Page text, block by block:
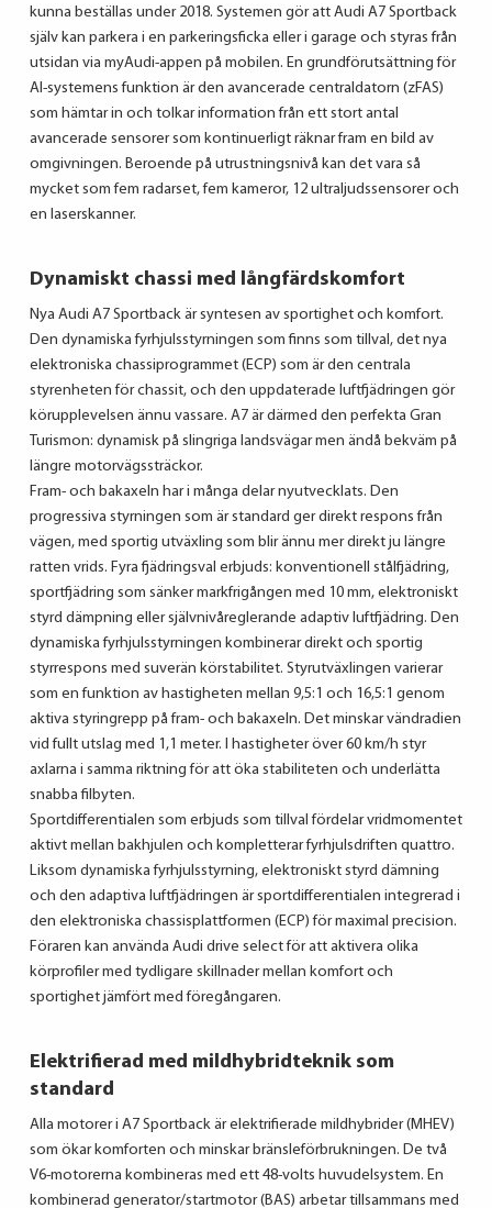
kunna beställas under 2018. Systemen gör att Audi A7 Sportback
själv kan parkera i en parkeringsficka eller i garage och styras från
utsidan via myAudi-appen på mobilen. En grundförutsättning för
AI-systemens funktion är den avancerade centraldatorn (zFAS)
som hämtar in och tolkar information från ett stort antal
avancerade sensorer som kontinuerligt räknar fram en bild av
omgivningen. Beroende på utrustningsnivå kan det vara så
mycket som fem radarset, fem kameror, 12 ultraljudssensorer och
en laserskanner.
Dynamiskt chassi med långfärdskomfort
Nya Audi A7 Sportback är syntesen av sportighet och komfort.
Den dynamiska fyrhjulsstyrningen som finns som tillval, det nya
elektroniska chassiprogrammet (ECP) som är den centrala
styrenheten för chassit, och den uppdaterade luftfjädringen gör
körupplevelsen ännu vassare. A7 är därmed den perfekta Gran
Turismon: dynamisk på slingriga landsvägar men ändå bekväm på
längre motorvägssträckor.
Fram- och bakaxeln har i många delar nyutvecklats. Den
progressiva styrningen som är standard ger direkt respons från
vägen, med sportig utväxling som blir ännu mer direkt ju längre
ratten vrids. Fyra fjädringsval erbjuds: konventionell stålfjädring,
sportfjädring som sänker markfrigången med 10 mm, elektroniskt
styrd dämpning eller självnivåreglerande adaptiv luftfjädring. Den
dynamiska fyrhjulsstyrningen kombinerar direkt och sportig
styrrespons med suverän körstabilitet. Styrutväxlingen varierar
som en funktion av hastigheten mellan 9,5:1 och 16,5:1 genom
aktiva styringrepp på fram- och bakaxeln. Det minskar vändradien
vid fullt utslag med 1,1 meter. I hastigheter över 60 km/h styr
axlarna i samma riktning för att öka stabiliteten och underlätta
snabba filbyten.
Sportdifferentialen som erbjuds som tillval fördelar vridmomentet
aktivt mellan bakhjulen och kompletterar fyrhjulsdriften quattro.
Liksom dynamiska fyrhjulsstyrning, elektroniskt styrd dämning
och den adaptiva luftfjädringen är sportdifferentialen integrerad i
den elektroniska chassisplattformen (ECP) för maximal precision.
Föraren kan använda Audi drive select för att aktivera olika
körprofiler med tydligare skillnader mellan komfort och
sportighet jämfört med föregångaren.
Elektrifierad med mildhybridteknik som
standard
Alla motorer i A7 Sportback är elektrifierade mildhybrider (MHEV)
som ökar komforten och minskar bränsleförbrukningen. De två
V6-motorerna kombineras med ett 48-volts huvudelsystem. En
kombinerad generator/startmotor (BAS) arbetar tillsammans med